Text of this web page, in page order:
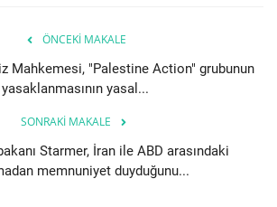
ÖNCEKI MAKALE
Mahkemesi, "Palestine Action" grubunun
yasaklanmasının yasal...
SONRAKI MAKALE
Starmer, İran ile ABD arasındaki
memnuniyet duyduğunu...